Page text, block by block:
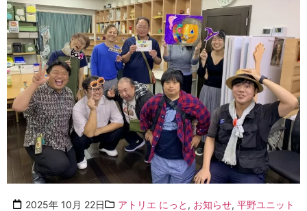
2025年 10月 22日 アトリエ にっと , お知らせ, 平野ユニット